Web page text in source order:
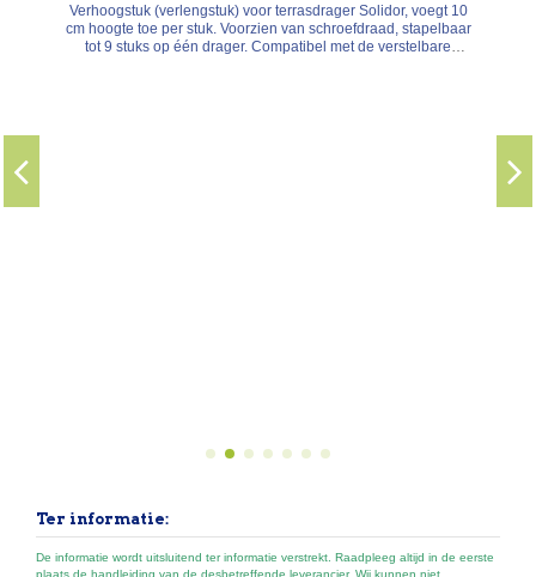
Verhoogstuk (verlengstuk) voor terrasdrager Solidor, voegt 10
cm hoogte toe per stuk. Voorzien van schroefdraad, stapelbaar
tot 9 stuks op één drager. Compatibel met de verstelbare
Ter informatie:
De informatie wordt uitsluitend ter informatie verstrekt. Raadpleeg altijd in de eerste
plaats de handleiding van de desbetreffende leverancier. Wij kunnen niet